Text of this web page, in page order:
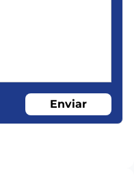
Enviar